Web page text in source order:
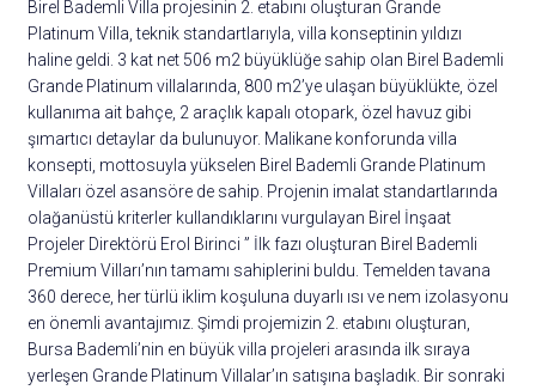
Birel Bademli Villa projesinin 2. etabını oluşturan Grande
Platinum Villa, teknik standartlarıyla, villa konseptinin yıldızı
haline geldi. 3 kat net 506 m2 büyüklüğe sahip olan Birel Bademli
Grande Platinum villalarında, 800 m2’ye ulaşan büyüklükte, özel
kullanıma ait bahçe, 2 araçlık kapalı otopark, özel havuz gibi
şımartıcı detaylar da bulunuyor. Malikane konforunda villa
konsepti, mottosuyla yükselen Birel Bademli Grande Platinum
Villaları özel asansöre de sahip. Projenin imalat standartlarında
olağanüstü kriterler kullandıklarını vurgulayan Birel İnşaat
Projeler Direktörü Erol Birinci ” İlk fazı oluşturan Birel Bademli
Premium Vilları’nın tamamı sahiplerini buldu. Temelden tavana
360 derece, her türlü iklim koşuluna duyarlı ısı ve nem izolasyonu
en önemli avantajımız. Şimdi projemizin 2. etabını oluşturan,
Bursa Bademli’nin en büyük villa projeleri arasında ilk sıraya
yerleşen Grande Platinum Villalar’ın satışına başladık. Bir sonraki